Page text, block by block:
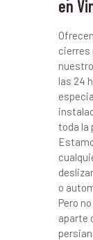
en
cierres
las 24
toda la
o
Pero
aparte